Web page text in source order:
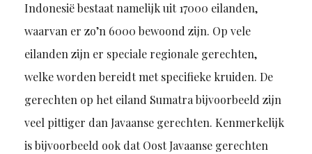
Indonesië bestaat namelijk uit 17000 eilanden,
waarvan er zo’n 6000 bewoond zijn. Op vele
eilanden zijn er speciale regionale gerechten,
welke worden bereidt met specifieke kruiden. De
gerechten op het eiland Sumatra bijvoorbeeld zijn
veel pittiger dan Javaanse gerechten. Kenmerkelijk
is bijvoorbeeld ook dat Oost Javaanse gerechten